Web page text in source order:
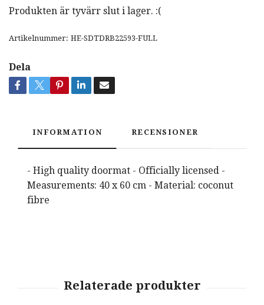
Produkten är tyvärr slut i lager. :(
Artikelnummer: HE-SDTDRB22593-FULL
Dela
INFORMATION RECENSIONER
- High quality doormat - Officially licensed -
Measurements: 40 x 60 cm - Material: coconut
fibre